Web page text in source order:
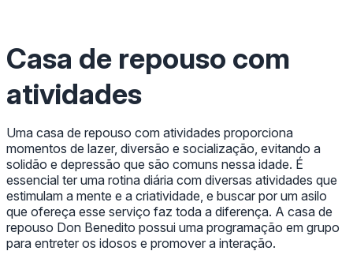
Casa de repouso com
atividades
Uma casa de repouso com atividades proporciona
momentos de lazer, diversão e socialização, evitando a
solidão e depressão que são comuns nessa idade. É
essencial ter uma rotina diária com diversas atividades que
estimulam a mente e a criatividade, e buscar por um asilo
que ofereça esse serviço faz toda a diferença. A casa de
repouso Don Benedito possui uma programação em grupo
para entreter os idosos e promover a interação.